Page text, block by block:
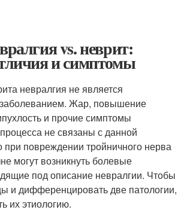
vs. неврит:
и симптомы
невралгия не является
Жар, повышение
и прочие симптомы
не связаны с данной
при повреждении тройничного нерва
могут возникнуть болевые
под описание невралгии. Чтобы
и дифференцировать две патологии,
их этиологию.